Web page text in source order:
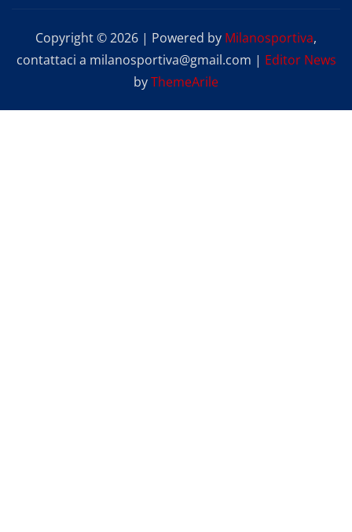
Copyright © 2026 | Powered by Milanosportiva,
contattaci a milanosportiva@gmail.com | Editor News
byThemeArile